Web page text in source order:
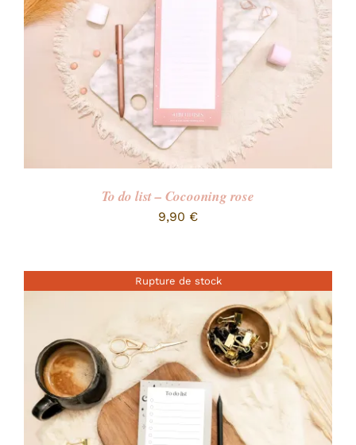
To do list – Cocooning rose
9,90 €
Rupture de stock